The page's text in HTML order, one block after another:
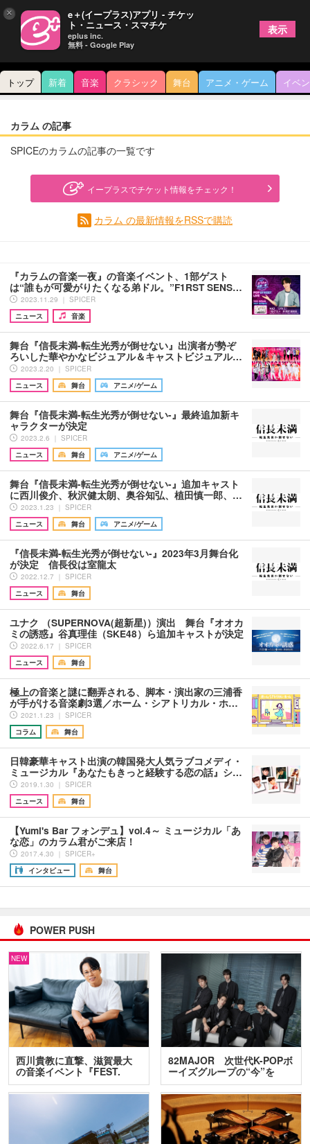
トップ 新着 音楽 クラシック 舞台 アニメ・ゲーム イベ
カラム の記事
SPICEのカラムの記事の一覧です
イープラスでチケット情報をチェック！
カラム の最新情報をRSSで購読
『カラムの音楽一夜』の音楽イベント、1部ゲスト
は“誰もが可愛がりたくなる弟ドル。”F1RST SENS…
2023.11.29 ｜ SPICER
ニュース
音楽
舞台『信長未満-転生光秀が倒せない』出演者が勢ぞ
ろいした華やかなビジュアル＆キャストビジュアル…
2023.2.20 ｜ SPICER
ニュース
舞台 アニメ/ゲーム
舞台『信長未満-転生光秀が倒せない-』最終追加新キ
ャラクターが決定
2023.2.6 ｜ SPICER
ニュース
舞台 アニメ/ゲーム
舞台『信長未満-転生光秀が倒せない-』追加キャスト
に西川俊介、秋沢健太朗、奥谷知弘、植田慎一郎、…
2023.1.23 ｜ SPICER
ニュース
舞台 アニメ/ゲーム
『信長未満-転生光秀が倒せない-』2023年3月舞台化
が決定 信長役は室龍太
2022.12.7 ｜ SPICER
ニュース
舞台
ユナク （SUPERNOVA(超新星)）演出 舞台『オオカ
ミの誘惑』谷真理佳（SKE48）ら追加キャストが決定
2022.6.17 ｜ SPICER
ニュース
舞台
極上の音楽と謎に翻弄される、脚本・演出家の三浦香
が手がける音楽劇3選／ホーム・シアトリカル・ホ…
2021.1.23 ｜ SPICER
コラム
舞台
日韓豪華キャスト出演の韓国発大人気ラブコメディ・
ミュージカル『あなたもきっと経験する恋の話』シ…
2019.1.30 ｜ SPICER
ニュース
舞台
【Yumi's Bar フォンデュ】vol.4～ ミュージカル「あ
な恋」のカラム君がご来店！
2017.4.30 ｜ SPICER+
インタビュー
舞台
POWER PUSH
NEW
西川貴教に直撃、滋賀最大
の音楽イベント『FEST.
INA…
82MAJOR 次世代K-POPボ
ーイズグループの“今”を
訊…
× e＋(イープラス)アプリ - チケッ
ト・ニュース・スマチケ
eplus inc.
無料 - Google Play
表示